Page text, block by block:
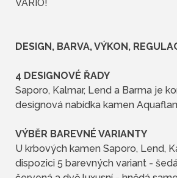
VARIO!
DESIGN, BARVA, VÝKON,
4 DESIGNOVÉ ŘADY
Saporo, Kalmar, Lend a Barma je
designová nabídka kamen
VÝBĚR BAREVNÉ VARIANTY
U krbových kamen Saporo, Lend,
dispozici 5 barevných variant -